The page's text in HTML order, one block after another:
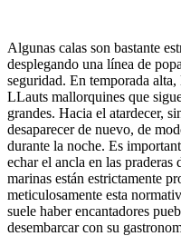
Algunas calas son bastante
desplegando una línea de
seguridad. En temporada alta,
LLauts mallorquines que
grandes. Hacia el atardecer,
desaparecer de nuevo, de
durante la noche. Es
echar el ancla en las praderas
marinas están estrictamente
meticulosamente esta
suele haber encantadores
desembarcar con su